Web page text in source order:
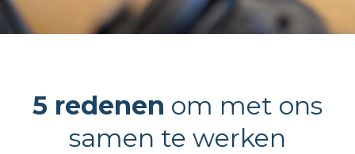
5 redenen om met ons
samen te werken